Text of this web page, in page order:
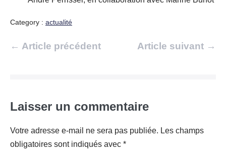
Category : actualité
Navigation
← Article précédent Article suivant →
Laisser un commentaire
Votre adresse e-mail ne sera pas publiée. Les champs
obligatoires sont indiqués avec *